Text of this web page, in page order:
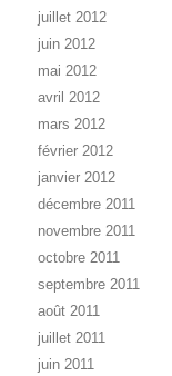
juillet 2012
juin 2012
mai 2012
avril 2012
mars 2012
février 2012
janvier 2012
décembre 2011
novembre 2011
octobre 2011
septembre 2011
août 2011
juillet 2011
juin 2011